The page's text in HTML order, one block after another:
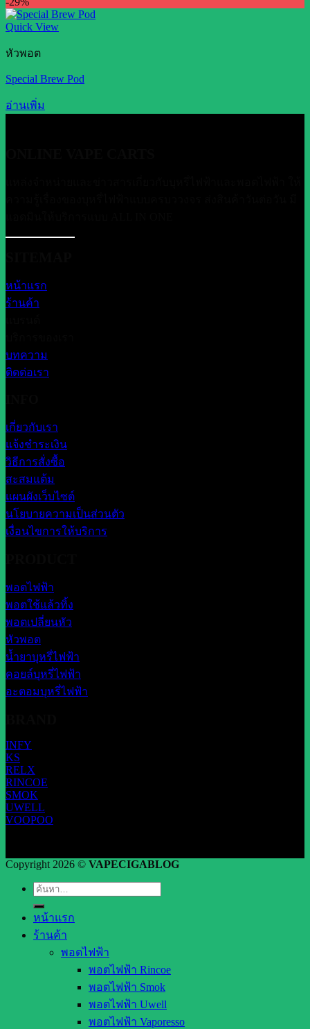
Quick View
หัวพอต
Special Brew Pod
อ่านเพิ่ม
หน้าแรก
ร้านค้า
บทความ
ติดต่อเรา
เกี่ยวกับเรา
แจ้งชำระเงิน
วิธีการสั่งซื้อ
สะสมแต้ม
แผนผังเว็บไซต์
นโยบายความเป็นส่วนตัว
เงื่อนไขการให้บริการ
พอตไฟฟ้า
พอตใช้แล้วทิ้ง
พอตเปลี่ยนหัว
หัวพอต
น้ำยาบุหรี่ไฟฟ้า
คอยล์บุหรี่ไฟฟ้า
อะตอมบุหรี่ไฟฟ้า
INFY
KS
RELX
RINCOE
SMOK
UWELL
VOOPOO
Copyright 2026 © VAPECIGABLOG
ค้นหา:
หน้าแรก
ร้านค้า
พอตไฟฟ้า
พอตไฟฟ้า Rincoe
พอตไฟฟ้า Smok
พอตไฟฟ้า Uwell
พอตไฟฟ้า Vaporesso